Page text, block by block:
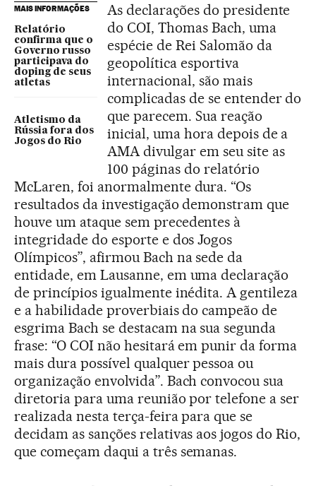
MAIS INFORMAÇÕES
Relatório
confirma que o
Governo russo
participava do
doping de seus
atletas
Atletismo da
Rússia fora dos
Jogos do Rio
As declarações do presidente
do COI, Thomas Bach, uma
espécie de Rei Salomão da
geopolítica esportiva
internacional, são mais
complicadas de se entender do
que parecem. Sua reação
inicial, uma hora depois de a
AMA divulgar em seu site as
100 páginas do relatório
McLaren, foi anormalmente dura. “Os
resultados da investigação demonstram que
houve um ataque sem precedentes à
integridade do esporte e dos Jogos
Olímpicos”, afirmou Bach na sede da
entidade, em Lausanne, em uma declaração
de princípios igualmente inédita. A gentileza
e a habilidade proverbiais do campeão de
esgrima Bach se destacam na sua segunda
frase: “O COI não hesitará em punir da forma
mais dura possível qualquer pessoa ou
organização envolvida”. Bach convocou sua
diretoria para uma reunião por telefone a ser
realizada nesta terça-feira para que se
decidam as sanções relativas aos jogos do Rio,
que começam daqui a três semanas.